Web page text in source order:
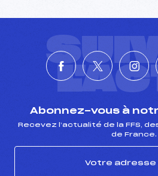
Abonnez-vous à
Recevez l’actualité de la FFS,
de France.